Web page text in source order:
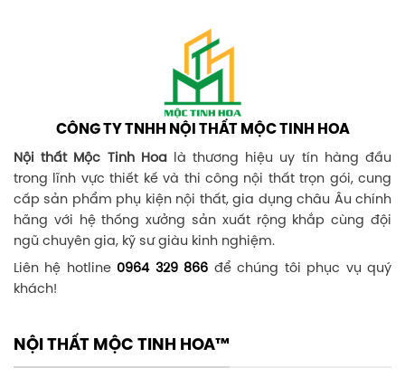
CÔNG TY TNHH NỘI THẤT MỘC TINH HOA
Nội thất Mộc Tinh Hoalà thương hiệu uy tín hàng đầu
trong lĩnh vực thiết kế và thi công nội thất trọn gói, cung
cấp sản phẩm phụ kiện nội thất, gia dụng châu Âu chính
hãng với hệ thống xưởng sản xuất rộng khắp cùng đội
ngũ chuyên gia, kỹ sư giàu kinh nghiệm.
Liên hệ hotline 0964 329 866 để chúng tôi phục vụ quý
khách!
NỘI THẤT MỘC TINH HOA™